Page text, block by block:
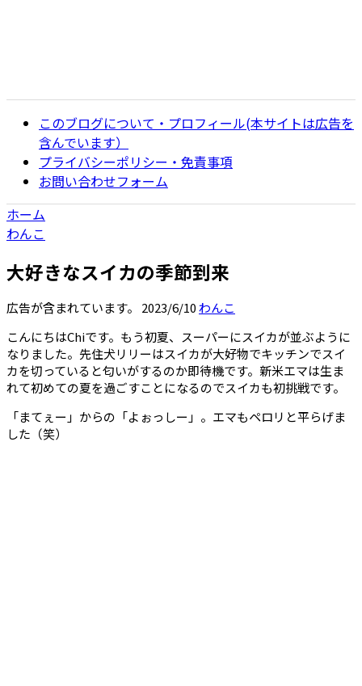
このブログについて・プロフィール(本サイトは広告を
含んでいます）
プライバシーポリシー・免責事項
お問い合わせフォーム
ホーム
わんこ
大好きなスイカの季節到来
広告が含まれています。 2023/6/10わんこ
こんにちはChiです。もう初夏、スーパーにスイカが並ぶように
なりました。先住犬リリーはスイカが大好物でキッチンでスイ
カを切っていると匂いがするのか即待機です。新米エマは生ま
れて初めての夏を過ごすことになるのでスイカも初挑戦です。
「まてぇー」からの「よぉっしー」。エマもペロリと平らげま
した（笑）